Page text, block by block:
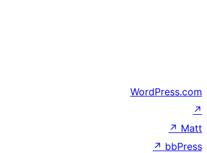
WordPress.com
↗
Matt
↗
bbPress
↗